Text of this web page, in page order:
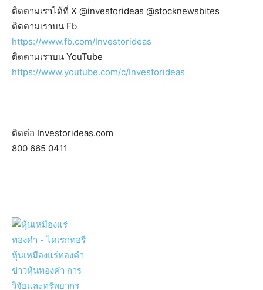
ติดตามเราได้ที่ X @investorideas @stocknewsbites
ติดตามเราบน Fb
https://www.fb.com/Investorideas
ติดตามเราบน YouTube
https://www.youtube.com/c/Investorideas
ติดต่อ Investorideas.com
800 665 0411